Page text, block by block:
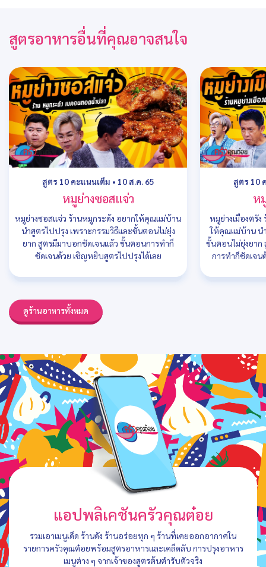
สูตรอาหารอื่นที่คุณอาจสนใจ
สูตร 10 คะแนนเต็ม • 10 ส.ค. 65
หมูย่างซอสแจ่ว
หมูย่างซอสแจ่ว ร้านหมูกระด้ง อยากให้คุณแม่บ้าน
นำสูตรไปปรุง เพราะกรรมวิธีและขั้นตอนไม่ยุ่ง
ยาก สูตรมีมาบอกชัดเจนแล้ว ขั้นตอนการทำก็
ชัดเจนด้วย เชิญหยิบสูตรไปปรุงได้เลย
สูตร 10
ห
หมูย่างเมืองตรัง
ให้คุณแม่บ้าน น
ขั้นตอนไม่ยุ่งยาก
การทำก็ชัดเจน
ดูร้านอาหารทั้งหมด
แอปพลิเคชันครัวคุณต๋อย
รวมเอาเมนูเด็ด ร้านดัง ร้านอร่อยทุก ๆ ร้านที่เคยออกอากาศใน
รายการครัวคุณต๋อยพร้อมสูตรอาหารและเคล็ดลับ การปรุงอาหาร
เมนูต่าง ๆ จากเจ้าของสูตรต้นตำรับตัวจริง